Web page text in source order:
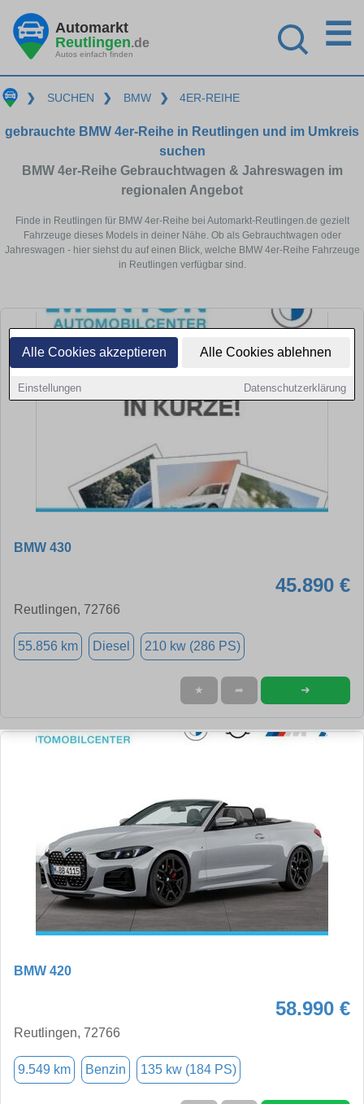
Alle Cookies akzeptieren Alle Cookies ablehnen
Einstellungen Datenschutzerklärung
Automarkt
Reutlingen.de
Autos einfach finden
☰
❯ SUCHEN ❯ BMW ❯ 4ER-REIHE
gebrauchte BMW 4er-Reihe in Reutlingen und im Umkreis
suchen
BMW 4er-Reihe Gebrauchtwagen & Jahreswagen im
regionalen Angebot
Finde in Reutlingen für BMW 4er-Reihe bei Automarkt-Reutlingen.de gezielt
Fahrzeuge dieses Models in deiner Nähe. Ob als Gebrauchtwagen oder
Jahreswagen - hier siehst du auf einen Blick, welche BMW 4er-Reihe Fahrzeuge
in Reutlingen verfügbar sind.
BMW 430
45.890 €
Reutlingen, 72766
55.856 km Diesel 210 kw (286 PS)
★ ➦ ➜
BMW 420
58.990 €
Reutlingen, 72766
9.549 km Benzin 135 kw (184 PS)